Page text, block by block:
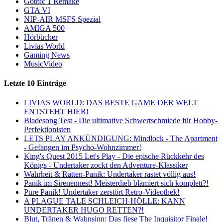
GTA VI
NIP-AIR MSFS Spezial
AMIGA 500
Hörbücher
Livias World
Gaming News
MusicVideo
Letzte 10 Einträge
LIVIAS WORLD: DAS BESTE GAME DER WELT
ENTSTEHT HIER!
Bladesong Test - Die ultimative Schwertschmiede für Hobby-
Perfektionisten
LETS PLAY ANKÜNDIGUNG: Mindlock - The Apartment
- Gefangen im Psycho-Wohnzimmer!
King's Quest 2015 Let's Play - Die epische Rückkehr des
Königs - Undertaker zockt den Adventure-Klassiker
Wahrheit & Ratten-Panik: Undertaker rastet völlig aus!
Panik im Sirenennest! Meisterdieb blamiert sich komplett?!
Pure Panik! Undertaker zerstört Retro-Videothek!
A PLAGUE TALE SCHLEICH-HÖLLE: KANN
UNDERTAKER HUGO RETTEN?!
Blut, Tränen & Wahnsinn: Das fiese The Inquisitor Finale!